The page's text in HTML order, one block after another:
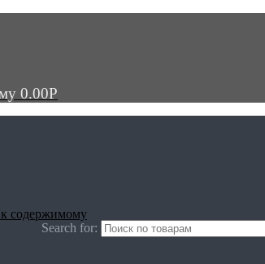
0.00Р
Search for:
содержимому